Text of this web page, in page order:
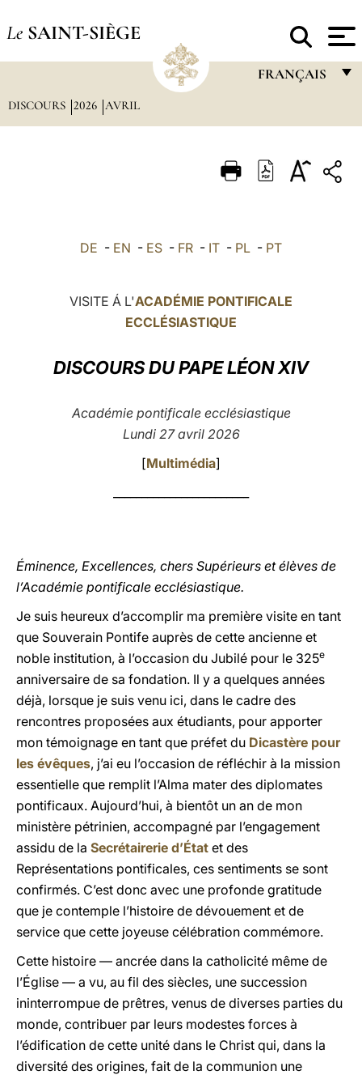
Le SAINT-SIÈGE
FRANÇAIS
ITALIANO
POLSKI
中文
DISCOURS 2026 AVRIL
DE - EN - ES - FR - IT - PL - PT
VISITE Á L'ACADÉMIE PONTIFICALE
ECCLÉSIASTIQUE
DISCOURS DU PAPE LÉON XIV
Académie pontificale ecclésiastique
Lundi 27 avril 2026
[Multimédia]
Éminence, Excellences, chers Supérieurs et élèves de
l’Académie pontificale ecclésiastique.
Je suis heureux d’accomplir ma première visite en tant
que Souverain Pontife auprès de cette ancienne et
noble institution, à l’occasion du Jubilé pour le 325e
anniversaire de sa fondation. Il y a quelques années
déjà, lorsque je suis venu ici, dans le cadre des
rencontres proposées aux étudiants, pour apporter
mon témoignage en tant que préfet du Dicastère pour
les évêques, j’ai eu l’occasion de réfléchir à la mission
essentielle que remplit l’Alma mater des diplomates
pontificaux. Aujourd’hui, à bientôt un an de mon
ministère pétrinien, accompagné par l’engagement
assidu de la Secrétairerie d’État et des
Représentations pontificales, ces sentiments se sont
confirmés. C’est donc avec une profonde gratitude
que je contemple l’histoire de dévouement et de
service que cette joyeuse célébration commémore.
Cette histoire — ancrée dans la catholicité même de
l’Église — a vu, au fil des siècles, une succession
ininterrompue de prêtres, venus de diverses parties du
monde, contribuer par leurs modestes forces à
l’édification de cette unité dans le Christ qui, dans la
diversité des origines, fait de la communion une